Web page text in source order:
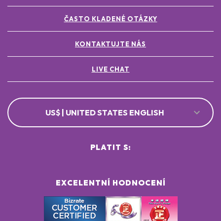
[+/- MAY CONTAIN
CI 77891 / TITANIUM DIOXIDE ●
CI 77491, CI 77492, CI 77499 / IRON OXIDES ●
ČASTO KLADENÉ OTÁZKY
KONTAKTUJTE NÁS
LIVE CHAT
US$ | UNITED STATES ENGLISH
EXCELENTNÍ HODNOCENÍ
PLATIT S: